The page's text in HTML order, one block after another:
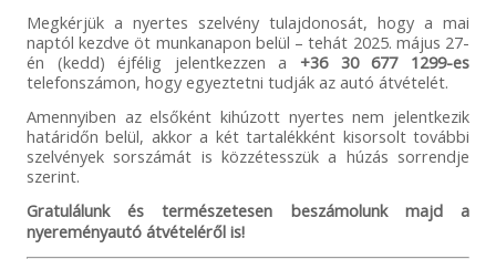
Megkérjük a nyertes szelvény tulajdonosát, hogy a mai
naptól kezdve öt munkanapon belül – tehát 2025. május 27-
én (kedd) éjfélig jelentkezzen a +36 30 677 1299-es
telefonszámon, hogy egyeztetni tudják az autó átvételét.
Amennyiben az elsőként kihúzott nyertes nem jelentkezik
határidőn belül, akkor a két tartalékként kisorsolt további
szelvények sorszámát is közzétesszük a húzás sorrendje
szerint.
Gratulálunk és természetesen beszámolunk majd a
nyereményautó átvételéről is!